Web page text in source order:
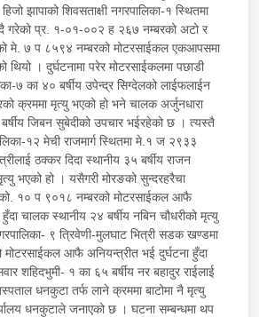
झापाको शिवसताक्षी नगरपालिका-१ स्थितमा
गरेको प्र. १-०१-००२ ह २६७ नम्बरको अटो र
मे. ७ प ८५९४ नम्बरको मोटरसाईकल एकआपसमा
थियो । दुर्घटनामा परेर मोटरसाईकलमा पछाडी
७ का ४० बर्षीय उपेन्द्र सिग्देलको लाईफलाईन
क्रममा मृत्यु भएको हो भने चालक अर्जुनधारा
जिबन सुबेदीको उपचार भईरहेको छ । त्यस्तै
१२ मेची राजमार्ग स्थितमा मे.१ ज २९३३
ठक्कर दिदा स्थानीय ३५ बर्षीय राजन
भएको हो । यसैगरी मोरङको सुन्दरहरैचा
को. १० प ९०१८ नम्बरको मोटरसाईकल आफै
चालक स्थानीय २४ बर्षीय नबिन चौधरीको मृत्यु
९ त्रिवेणी-मुलघाट भित्री सडक खण्डमा
आफै अनियन्त्रीत भई दुर्घटना हुँदा
शहिदभुमी- १ का ६५ बर्षीय नर बहादुर राईलाई
धनकुटा तर्फ लाने क्रममा बाटोमा नै मृत्यु
धनकुटाले जनाएको छ । घटना सम्बन्धमा थप